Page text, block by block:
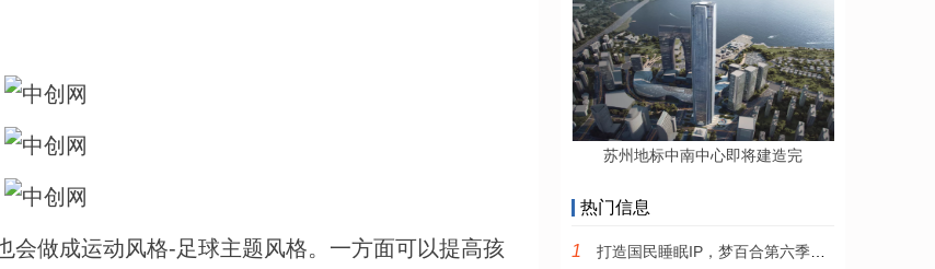
会做成运动风格-足球主题风格。一方面可以提高孩
苏州地标中南中心即将建造完
热门信息
1 打造国民睡眠IP，梦百合第六季全民试睡节引领0压睡眠新风尚